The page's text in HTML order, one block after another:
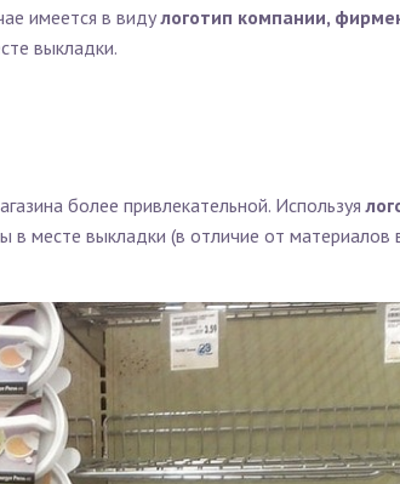
имеется в видулоготип компании,
выкладки.
более привлекательной. Используя
в месте выкладки (в отличие от